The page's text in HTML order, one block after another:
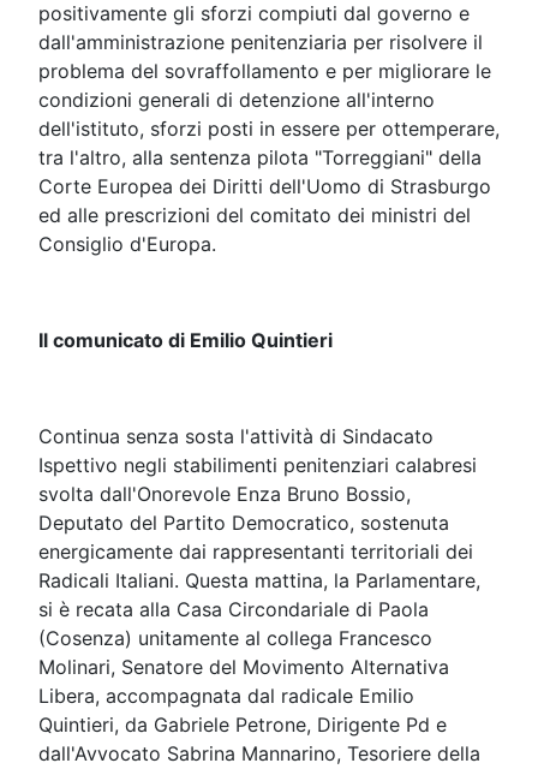
positivamente gli sforzi compiuti dal governo e
dall'amministrazione penitenziaria per risolvere il
problema del sovraffollamento e per migliorare le
condizioni generali di detenzione all'interno
dell'istituto, sforzi posti in essere per ottemperare,
tra l'altro, alla sentenza pilota "Torreggiani" della
Corte Europea dei Diritti dell'Uomo di Strasburgo
ed alle prescrizioni del comitato dei ministri del
Consiglio d'Europa.
Il comunicato di Emilio Quintieri
Continua senza sosta l'attività di Sindacato
Ispettivo negli stabilimenti penitenziari calabresi
svolta dall'Onorevole Enza Bruno Bossio,
Deputato del Partito Democratico, sostenuta
energicamente dai rappresentanti territoriali dei
Radicali Italiani. Questa mattina, la Parlamentare,
si è recata alla Casa Circondariale di Paola
(Cosenza) unitamente al collega Francesco
Molinari, Senatore del Movimento Alternativa
Libera, accompagnata dal radicale Emilio
Quintieri, da Gabriele Petrone, Dirigente Pd e
dall'Avvocato Sabrina Mannarino, Tesoriere della